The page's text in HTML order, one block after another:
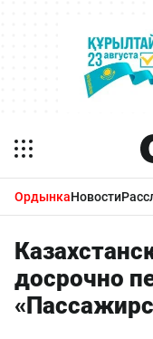
ОрдынкаНовости
досрочно